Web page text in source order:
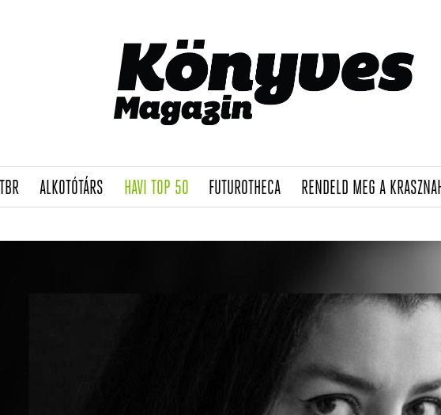
TBR(CURRENT)
ALKOTÓTÁRS(CURRENT)
HAVI TOP 50(CURRENT)
FUTUROTHECA(CURRENT)
RENDELD MEG A